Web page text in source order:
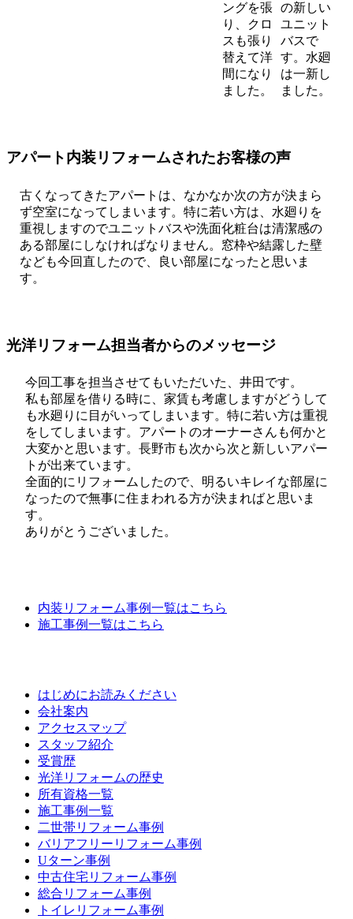
ングを張
り、クロ
スも張り
替えて洋
間になり
ました。
の新しい
ユニット
バスで
す。水廻
は一新し
ました。
アパート内装リフォームされたお客様の声
古くなってきたアパートは、なかなか次の方が決まら
ず空室になってしまいます。特に若い方は、水廻りを
重視しますのでユニットバスや洗面化粧台は清潔感の
ある部屋にしなければなりません。窓枠や結露した壁
なども今回直したので、良い部屋になったと思いま
す。
光洋リフォーム担当者からのメッセージ
今回工事を担当させてもいただいた、井田です。
私も部屋を借りる時に、家賃も考慮しますがどうして
も水廻りに目がいってしまいます。特に若い方は重視
をしてしまいます。アパートのオーナーさんも何かと
大変かと思います。長野市も次から次と新しいアパー
トが出来ています。
全面的にリフォームしたので、明るいキレイな部屋に
なったので無事に住まわれる方が決まればと思いま
す。
ありがとうございました。
内装リフォーム事例一覧はこちら
施工事例一覧はこちら
はじめにお読みください
会社案内
アクセスマップ
スタッフ紹介
受賞歴
光洋リフォームの歴史
所有資格一覧
施工事例一覧
二世帯リフォーム事例
バリアフリーリフォーム事例
Uターン事例
中古住宅リフォーム事例
総合リフォーム事例
トイレリフォーム事例